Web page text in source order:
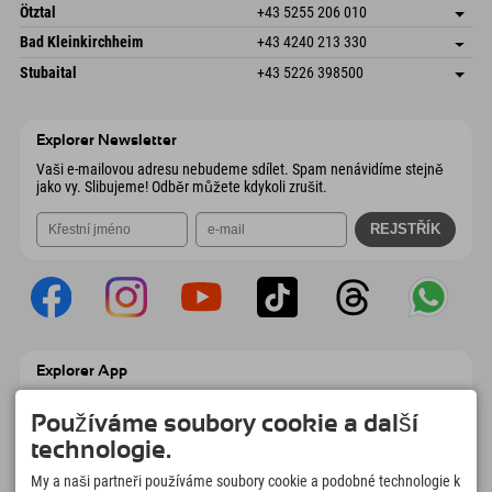
Rakousko
Objednat
Freizeitpark 10
4573 Hinterstoder
Rakousko
Uložit adresu
Informace o příjezdu
Objednat
Ötztal +43 5255 206 010
Gscheat 14
Rakousko
Uložit adresu
Objednat
Bad Kleinkirchheim +43 4240 213 330
Dorfstraße 24
9546 Bad Kleinkirchheim
Uložit adresu
Informace o příjezdu
Stubaital +43 5226 398500
Explorer Newsletter
Vaši e-mailovou adresu nebudeme sdílet. Spam nenávidíme stejně
jako vy. Slibujeme! Odběr můžete kdykoli zrušit.
Explorer App
Explorer To Go s přehledem rezervací,
seznamem míst, která chcete navštívit,
přehledem restaurací a mnoha dalšími
Používáme soubory cookie a další
technologie.
My a naši partneři používáme soubory cookie a podobné technologie k